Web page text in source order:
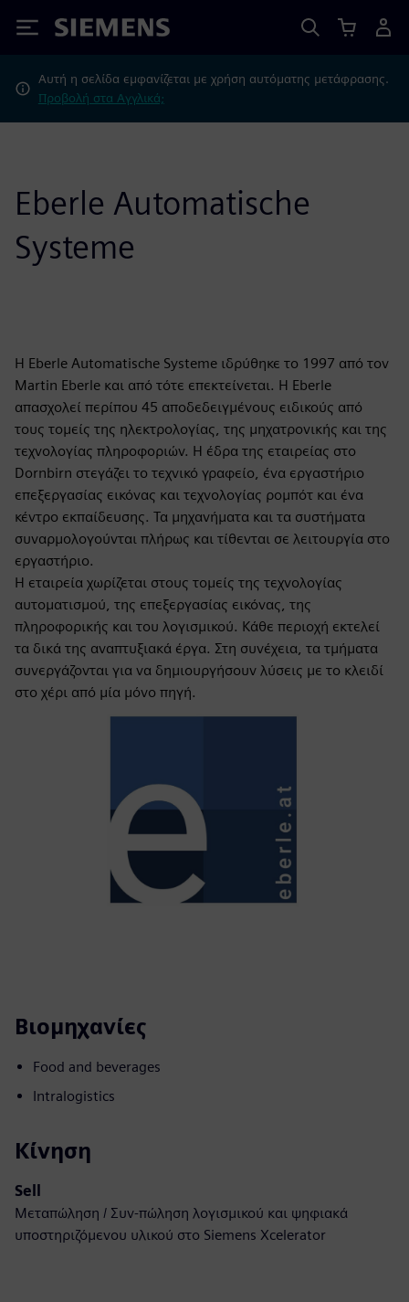
Siemens
Αυτή η σελίδα εμφανίζεται με χρήση αυτόματης μετάφρασης.
Προβολή στα Αγγλικά;
Eberle Automatische
Systeme
Η Eberle Automatische Systeme ιδρύθηκε το 1997 από τον
Martin Eberle και από τότε επεκτείνεται. Η Eberle
απασχολεί περίπου 45 αποδεδειγμένους ειδικούς από
τους τομείς της ηλεκτρολογίας, της μηχατρονικής και της
τεχνολογίας πληροφοριών. Η έδρα της εταιρείας στο
Dornbirn στεγάζει το τεχνικό γραφείο, ένα εργαστήριο
επεξεργασίας εικόνας και τεχνολογίας ρομπότ και ένα
κέντρο εκπαίδευσης. Τα μηχανήματα και τα συστήματα
συναρμολογούνται πλήρως και τίθενται σε λειτουργία στο
εργαστήριο.
Η εταιρεία χωρίζεται στους τομείς της τεχνολογίας
αυτοματισμού, της επεξεργασίας εικόνας, της
πληροφορικής και του λογισμικού. Κάθε περιοχή εκτελεί
τα δικά της αναπτυξιακά έργα. Στη συνέχεια, τα τμήματα
συνεργάζονται για να δημιουργήσουν λύσεις με το κλειδί
στο χέρι από μία μόνο πηγή.
Βιομηχανίες
Food and beverages
Intralogistics
Κίνηση
Sell
Μεταπώληση / Συν-πώληση λογισμικού και ψηφιακά
υποστηριζόμενου υλικού στο Siemens Xcelerator